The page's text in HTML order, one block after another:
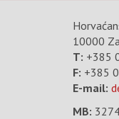
10000
T: +385
F: +385
E-mail:
MB: